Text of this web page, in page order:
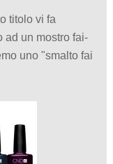
titolo vi fa
ad un mostro fai-
uno "smalto fai